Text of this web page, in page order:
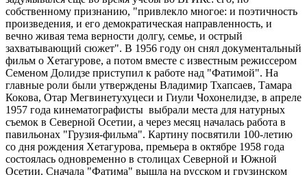
собственному признанию, "привлекло многое: и поэтичность
произведения, и его демократическая направленность, и
вечно живая тема верности долгу, семье, и острый
захватывающий сюжет". В 1956 году он снял документальный
фильм о Хетагурове, а потом вместе с известным режиссером
Семеном Долидзе приступил к работе над "Фатимой". На
главные роли были утверждены Владимир Тхапсаев, Тамара
Кокова, Отар Мегвинетухуцеси и Гиули Чохонелидзе, в апреле
1957 года кинематографисты выбрали места для натурных
съемок в Северной Осетии, а через месяц началась работа в
павильонах "Грузия-фильма". Картину посвятили 100-летию
со дня рождения Хетагурова, премьера в октябре 1958 года
состоялась одновременно в столицах Северной и Южной
Осетии. Сначала "Фатима" вышла на русском и грузинском